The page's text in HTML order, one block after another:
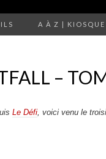
A À Z | KIOSQUE
–
Le Défi, voici venu le